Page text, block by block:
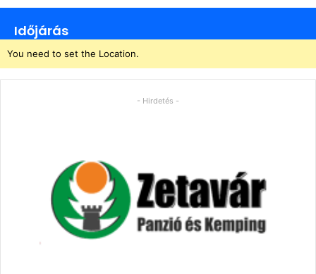
Időjárás
You need to set the Location.
- Hirdetés -